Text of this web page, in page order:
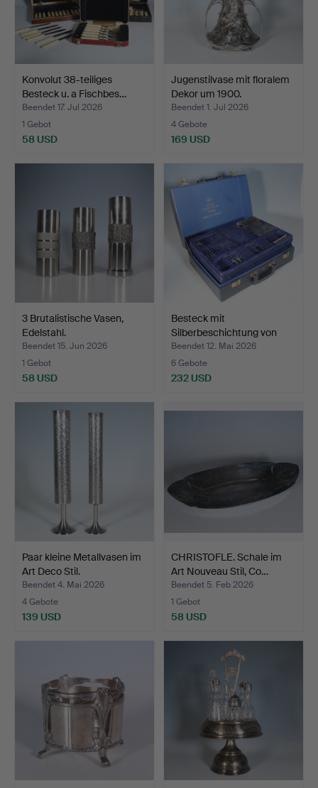
Konvolut 38-teiliges
Besteck u. a Fischbes…
Beendet 17. Jul 2026
1 Gebot
58 USD
Jugenstilvase mit floralem
Dekor um 1900.
Beendet 1. Jul 2026
4 Gebote
169 USD
3 Brutalistische Vasen,
Edelstahl.
Beendet 15. Jun 2026
1 Gebot
58 USD
Besteck mit
Silberbeschichtung von
Solinge…
Beendet 12. Mai 2026
6 Gebote
232 USD
Paar kleine Metallvasen im
Art Deco Stil.
Beendet 4. Mai 2026
4 Gebote
139 USD
CHRISTOFLE. Schale im
Art Nouveau Stil, Co…
Beendet 5. Feb 2026
1 Gebot
58 USD